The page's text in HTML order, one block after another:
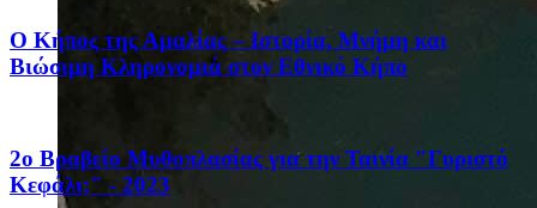
Ο Κήπος της Αμαλίας – Ιστορία, Μνήμη και
Βιώσιμη Κληρονομιά στον Εθνικό Κήπο
2ο Βραβείο Μυθοπλασίας για την Ταινία "Γυριστό
Κεφάλι;" - 2023